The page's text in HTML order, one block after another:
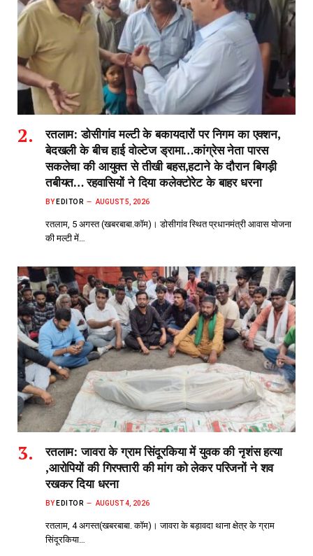
रतलाम: डोसीगांव मल्टी के बकायदारों पर निगम का एक्शन,
बेदखली के बीच हाई वोल्टेज ड्रामा…कांग्रेस नेता पारस
सकलेचा की आयुक्त से तीखी बहस,हटाने के दौरान बिगड़ी
तबीयत… रहवासियों ने दिया कलेक्टोरेट के बाहर धरना
BY EDITOR AUGUST 5, 2026
रतलाम, 5 अगस्त (खबरबाबा.कॉम)। डोसीगांव स्थित प्रधानमंत्री आवास योजना
की मल्टी में…
रतलाम: जावरा के ग्राम सिंदूरकिया में युवक की नृशंस हत्या
,आरोपियों की गिरफ्तारी की मांग को लेकर परिजनों ने शव
रखकर दिया धरना
BY EDITOR AUGUST 4, 2026
रतलाम, 4 अगस्त(खबरबाबा. कॉम)। जावरा के बड़ावदा थाना क्षेत्र के ग्राम
सिंदूरकिया…